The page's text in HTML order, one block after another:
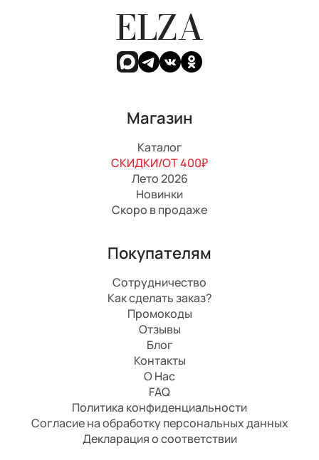
ELZA
Магазин
Каталог
СКИДКИ/ОТ 400₽
Лето 2026
Новинки
Скоро в продаже
Покупателям
Сотрудничество
Как сделать заказ?
Промокоды
Отзывы
Блог
Контакты
О Нас
FAQ
Политика конфиденциальности
Согласие на обработку персональных данных
Декларация о соответствии